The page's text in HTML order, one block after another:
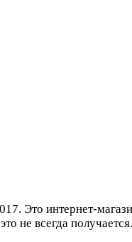
Это интернет-
не всегда